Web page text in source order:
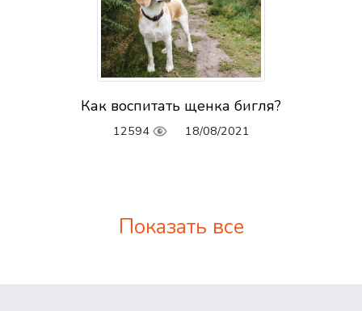
Как воспитать щенка бигля?
12594 18/08/2021
Показать все